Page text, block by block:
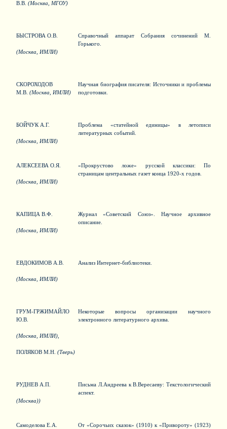
В.В. (Москва, МГОУ)
БЫСТРОВА О.В.
(Москва, ИМЛИ)
Справочный аппарат Собрания сочинений М.
Горького.
СКОРОХОДОВ
М.В. (Москва, ИМЛИ)
Научная биография писателя: Источники и проблемы
подготовки.
БОЙЧУК А.Г.
(Москва, ИМЛИ)
Проблема «статейной единицы» в летописи
литературных событий.
АЛЕКСЕЕВА О.Я.
(Москва, ИМЛИ)
«Прокрустово ложе» русской классики: По
страницам центральных газет конца 1920-х годов.
КАПИЦА В.Ф.
(Москва, ИМЛИ)
Журнал «Советский Союз». Научное архивное
описание.
ЕВДОКИМОВ А.В.
(Москва, ИМЛИ)
Анализ Интернет-библиотеки.
ГРУМ-ГРЖИМАЙЛО
Ю.В.
(Москва, ИМЛИ),
ПОЛЯКОВ М.Н. (Тверь)
Некоторые вопросы организации научного
электронного литературного архива.
РУДНЕВ А.П.
(Москва))
Письма Л.Андреева к В.Вересаеву: Текстологический
аспект.
Самоделова Е.А.
От «Сорочьих сказок» (1910) к «Привороту» (1923)